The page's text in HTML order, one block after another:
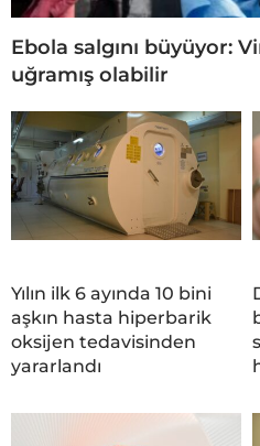
Ebola salgını büyüyor:
uğramış olabilir
Yılın ilk 6 ayında 10 bini
aşkın hasta hiperbarik
oksijen tedavisinden
yararlandı